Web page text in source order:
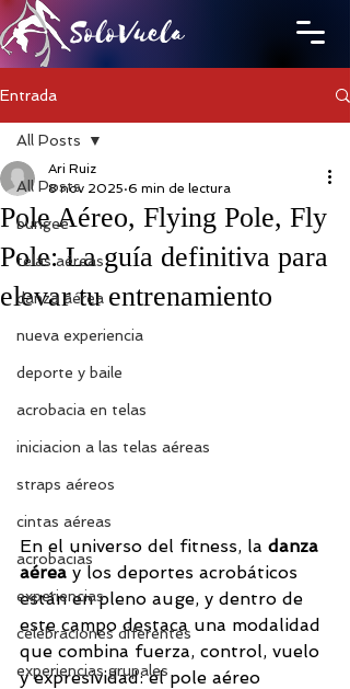
SoloVuela
Entrada
All Posts
bungee
telas aéreas
danza aérea
nueva experiencia
deporte y baile
acrobacia en telas
iniciacion a las telas aéreas
straps aéreos
cintas aéreas
acrobacias
experiencias
celebraciones diferentes
experiencias grupales
All Posts
Pole Aéreo, Flying Pole, Fly
Pole: La guía definitiva para
elevar tu entrenamiento
Ari Ruiz
8 nov 2025 6 min de lectura
En el universo del fitness, la danza
aérea y los deportes acrobáticos
están en pleno auge, y dentro de
este campo destaca una modalidad
que combina fuerza, control, vuelo
y expresividad: el pole aéreo